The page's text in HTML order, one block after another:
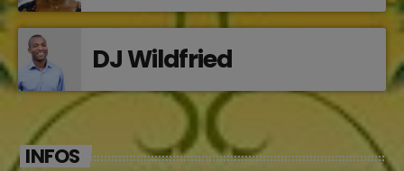
DJ Wildfried
INFOS